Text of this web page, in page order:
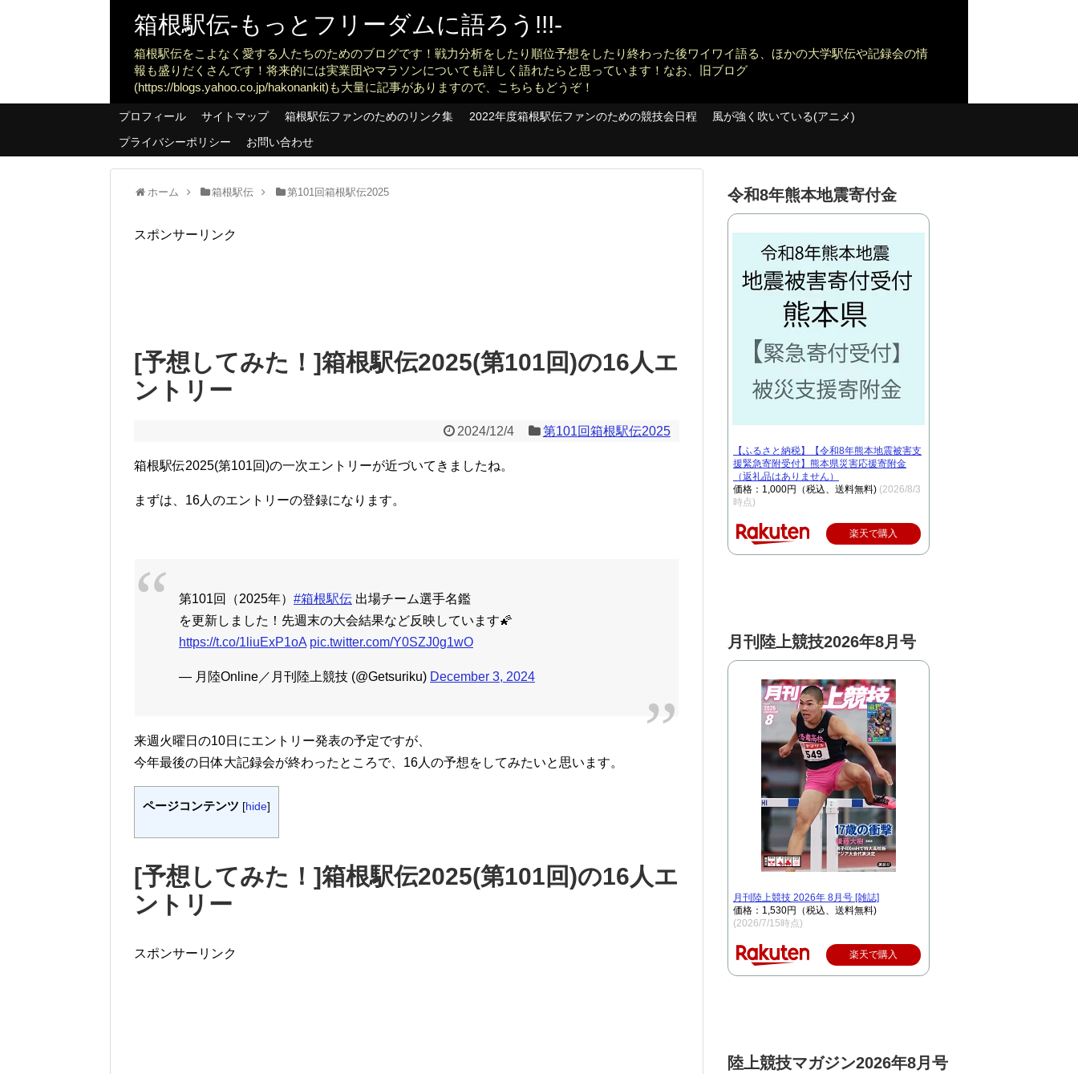
箱根駅伝-もっとフリーダムに語ろう!!!-
箱根駅伝をこよなく愛する人たちのためのブログです！戦力分析をしたり順位予想をしたり終わった後ワイワイ語る、ほかの大学駅伝や記録会の情
報も盛りだくさんです！将来的には実業団やマラソンについても詳しく語れたらと思っています！なお、旧ブログ
(https://blogs.yahoo.co.jp/hakonankit)も大量に記事がありますので、こちらもどうぞ！
プロフィール サイトマップ 箱根駅伝ファンのためのリンク集 2022年度箱根駅伝ファンのための競技会日程
風が強く吹いている(アニメ)
プライバシーポリシー
お問い合わせ
ホーム 箱根駅伝 第101回箱根駅伝2025
スポンサーリンク
[予想してみた！]箱根駅伝2025(第101回)の16人エ
ントリー
2024/12/4 第101回箱根駅伝2025
箱根駅伝2025(第101回)の一次エントリーが近づいてきましたね。
まずは、16人のエントリーの登録になります。
第101回（2025年） #箱根駅伝 出場チーム選手名鑑
を更新しました！先週末の大会結果など反映しています🌠
https://t.co/1liuExP1oA pic.twitter.com/Y0SZJ0g1wO
— 月陸Online／月刊陸上競技 (@Getsuriku) December 3, 2024
来週火曜日の10日にエントリー発表の予定ですが、
今年最後の日体大記録会が終わったところで、16人の予想をしてみたいと思います。
ページコンテンツ [hide]
[予想してみた！]箱根駅伝2025(第101回)の16人エ
ントリー
スポンサーリンク
令和8年熊本地震寄付金
【ふるさと納税】【令和8年熊本地震被害支
援緊急寄附受付】熊本県災害応援寄附金
（返礼品はありません）
価格：1,000円（税込、送料無料) (2026/8/3
時点)
楽天で購入
月刊陸上競技2026年8月号
月刊陸上競技 2026年 8月号 [雑誌]
価格：1,530円（税込、送料無料)
(2026/7/15時点)
楽天で購入
陸上競技マガジン2026年8月号